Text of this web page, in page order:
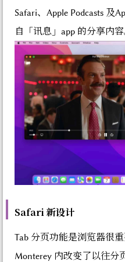
Safari、Apple Podcasts 及
自「讯息」app 的分享内容
Safari 新设计
Tab 分页功能是浏览器很
Monterey 内改变了以往分